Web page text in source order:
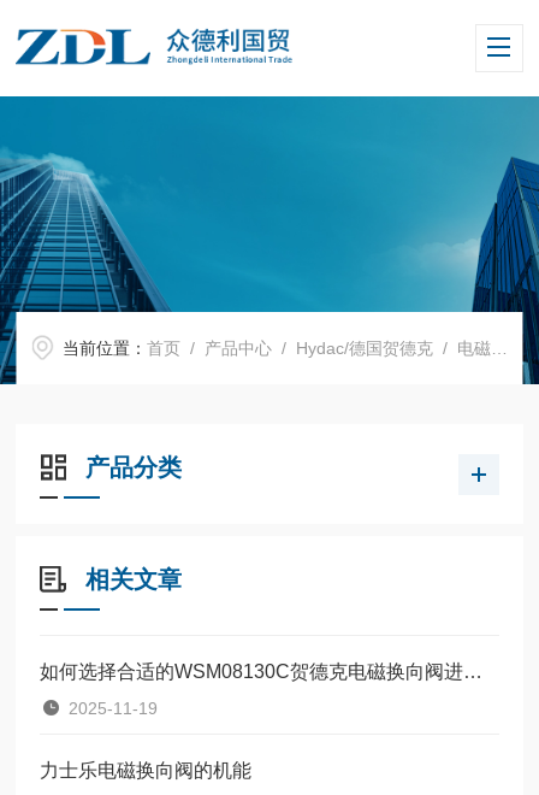
当前位置：首页 / 产品中心 / Hydac/德国贺德克 / 电磁换向阀
产品分类
相关文章
如何选择合适的WSM08130C贺德克电磁换向阀进行系统优化？
2025-11-19
力士乐电磁换向阀的机能